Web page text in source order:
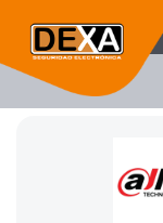
RUBRO 08 CONECTIVIDAD